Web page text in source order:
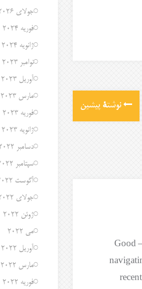
نوشتهٔ پیشین
Good
جولای 2026
فوریه 2024
ژانویه 2024
نوامبر 2023
آوریل 2023
مارس 2023
فوریه 2023
ژانویه 2023
دسامبر 2022
سپتامبر 2022
آگوست 2022
جولای 2022
ژوئن 2022
می 2022
آوریل 2022
مارس 2022
فوریه 2022